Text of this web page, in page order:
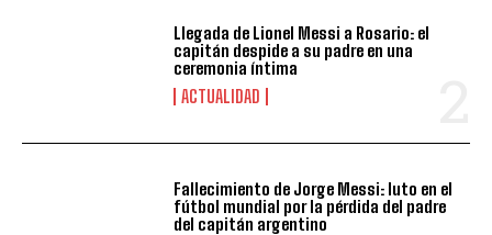
Llegada de Lionel Messi a Rosario: el
capitán despide a su padre en una
ceremonia íntima
ACTUALIDAD
Fallecimiento de Jorge Messi: luto en el
fútbol mundial por la pérdida del padre
del capitán argentino